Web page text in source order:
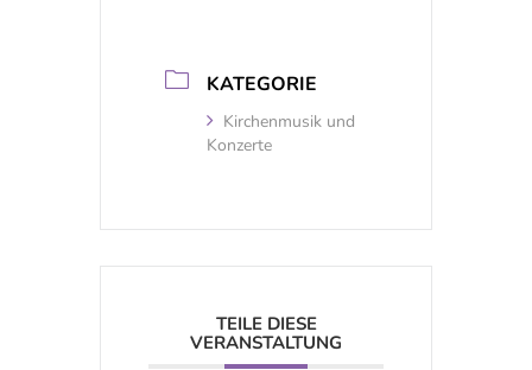
KATEGORIE
Kirchenmusik und
Konzerte
TEILE DIESE
VERANSTALTUNG